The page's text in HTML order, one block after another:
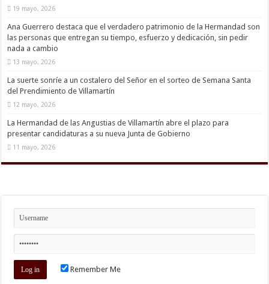
19 mayo, 2026
Ana Guerrero destaca que el verdadero patrimonio de la Hermandad son
las personas que entregan su tiempo, esfuerzo y dedicación, sin pedir
nada a cambio
13 mayo, 2026
La suerte sonríe a un costalero del Señor en el sorteo de Semana Santa
del Prendimiento de Villamartín
12 mayo, 2026
La Hermandad de las Angustias de Villamartín abre el plazo para
presentar candidaturas a su nueva Junta de Gobierno
11 mayo, 2026
Remember Me